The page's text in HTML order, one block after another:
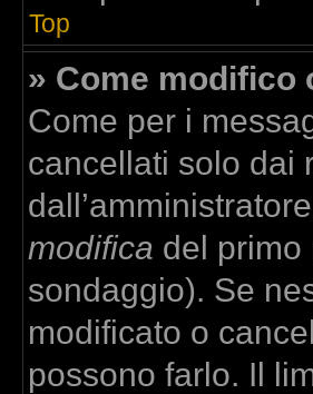
Top
» Come modifico
Come per i
cancellati solo dai
modifica del primo
sondaggio). Se
modificato o
possono farlo. Il